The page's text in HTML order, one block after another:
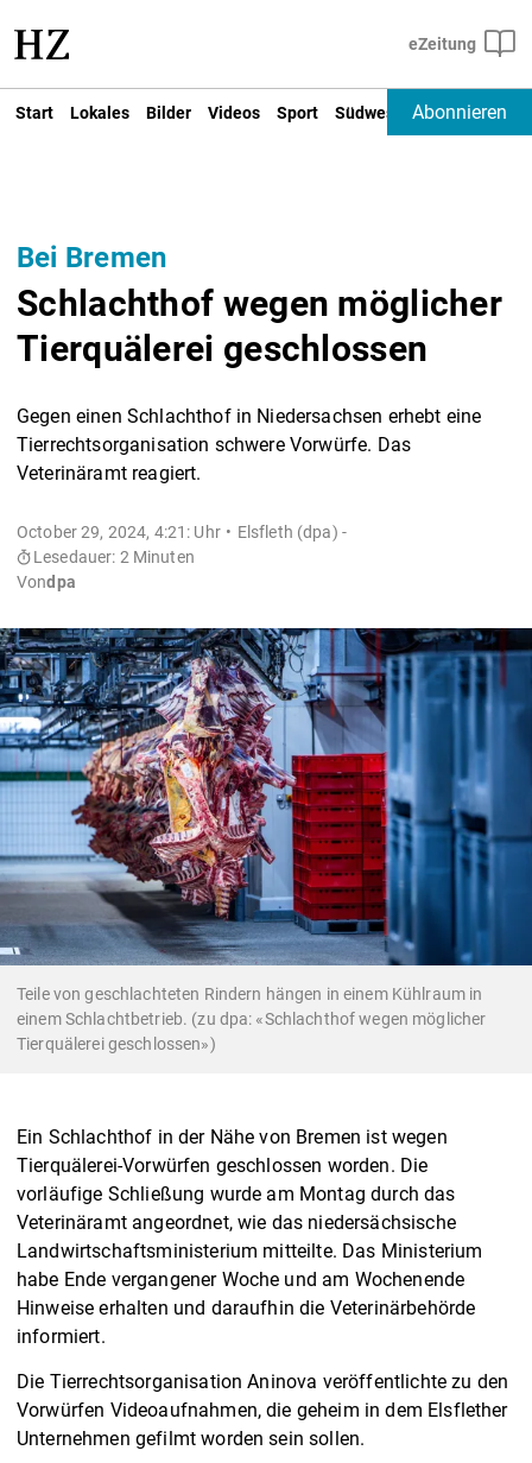
Start Lokales Bilder Videos Sport Südwest Deutschland
Abonnieren
Bei Bremen
Schlachthof wegen möglicher
Tierquälerei geschlossen
Gegen einen Schlachthof in Niedersachsen erhebt eine
Tierrechtsorganisation schwere Vorwürfe. Das
Veterinäramt reagiert.
October 29, 2024, 4:21: Uhr
Elsfleth (dpa) -
Lesedauer: 2 Minuten
Vondpa
Teile von geschlachteten Rindern hängen in einem Kühlraum in
einem Schlachtbetrieb. (zu dpa: «Schlachthof wegen möglicher
Tierquälerei geschlossen»)
Ein Schlachthof in der Nähe von Bremen ist wegen
Tierquälerei-Vorwürfen geschlossen worden. Die
vorläufige Schließung wurde am Montag durch das
Veterinäramt angeordnet, wie das niedersächsische
Landwirtschaftsministerium mitteilte. Das Ministerium
habe Ende vergangener Woche und am Wochenende
Hinweise erhalten und daraufhin die Veterinärbehörde
informiert.
Die Tierrechtsorganisation Aninova veröffentlichte zu den
Vorwürfen Videoaufnahmen, die geheim in dem Elsflether
Unternehmen gefilmt worden sein sollen.